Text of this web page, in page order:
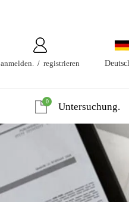
anmelden. / registrieren
Untersuchung.
0